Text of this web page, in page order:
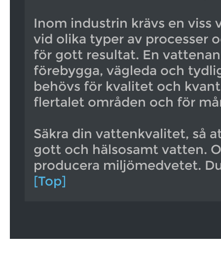
Inom industrin krävs en viss
vid olika typer av processer
för gott resultat. En
förebygga, vägleda och
behövs för kvalitet och
flertalet områden och för
Säkra din vattenkvalitet, så
gott och hälsosamt vatten.
producera miljömedvetet.
[Top]